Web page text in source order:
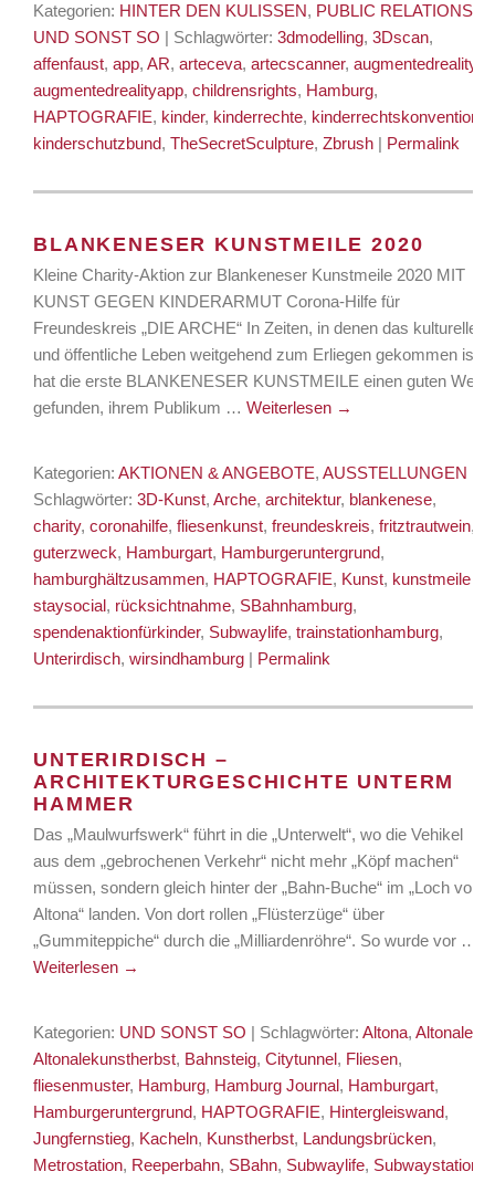
Kategorien: HINTER DEN KULISSEN, PUBLIC RELATIONS
UND SONST SO | Schlagwörter:3dmodelling,3Dscan,
affenfaust,app,AR,arteceva,artecscanner,augmentedreality
augmentedrealityapp,childrensrights, Hamburg,
HAPTOGRAFIE, kinder, kinderrechte, kinderrechtskonvention
kinderschutzbund,TheSecretSculpture,Zbrush | Permalink
BLANKENESER KUNSTMEILE 2020
Kleine Charity-Aktion zur Blankeneser Kunstmeile 2020 MIT
KUNST GEGEN KINDERARMUT Corona-Hilfe für
Freundeskreis „DIE ARCHE“ In Zeiten, in denen das kulturelle
und öffentliche Leben weitgehend zum Erliegen gekommen ist,
hat die erste BLANKENESER KUNSTMEILE einen guten Weg
gefunden, ihrem Publikum …Weiterlesen →
Kategorien:AKTIONEN & ANGEBOTE,AUSSTELLUNGEN
Schlagwörter:3D-Kunst,Arche,architektur, blankenese,
charity,coronahilfe,fliesenkunst,freundeskreis,fritztrautwein,
guterzweck, Hamburgart, Hamburgeruntergrund,
hamburghältzusammen, HAPTOGRAFIE, Kunst, kunstmeile
staysocial, rücksichtnahme, SBahnhamburg,
spendenaktionfürkinder, Subwaylife,trainstationhamburg,
Unterirdisch,wirsindhamburg | Permalink
UNTERIRDISCH –
ARCHITEKTURGESCHICHTE UNTERM
HAMMER
Das „Maulwurfswerk“ führt in die „Unterwelt“, wo die Vehikel
aus dem „gebrochenen Verkehr“ nicht mehr „Köpf machen“
müssen, sondern gleich hinter der „Bahn-Buche“ im „Loch von
Altona“ landen. Von dort rollen „Flüsterzüge“ über
„Gummiteppiche“ durch die „Milliardenröhre“. So wurde vor …
Weiterlesen →
Kategorien: UND SONST SO | Schlagwörter:Altona,Altonale
Altonalekunstherbst, Bahnsteig,Citytunnel, Fliesen,
fliesenmuster, Hamburg, Hamburg Journal, Hamburgart,
Hamburgeruntergrund, HAPTOGRAFIE, Hintergleiswand,
Jungfernstieg, Kacheln, Kunstherbst, Landungsbrücken,
Metrostation, Reeperbahn, SBahn, Subwaylife, Subwaystation